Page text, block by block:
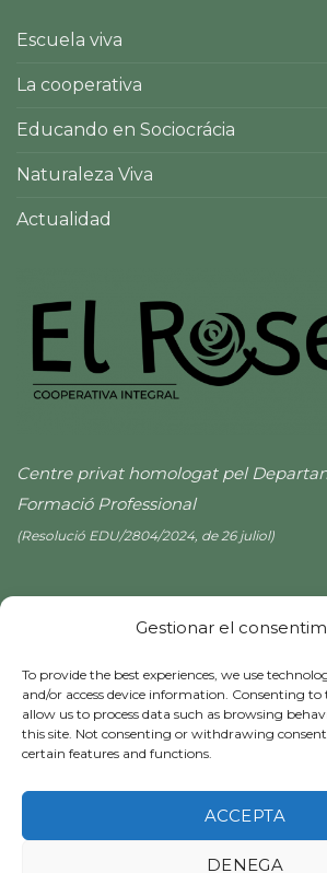
Gestionar el
To provide the best experiences, we use
and/or access device information. Consenting to
allow us to process data such as browsing
this site. Not consenting or withdrawing
certain features and functions.
ACCEPTA
DENEGA
Escuela viva
La cooperativa
Educando en Sociocrácia
Naturaleza Viva
Actualidad
Centre privat homologat pel
Formació Professional
(Resolució EDU/2804/2024, de 26 juliol)
Avis Legal|Cookies
Copyright 2026 ©EL